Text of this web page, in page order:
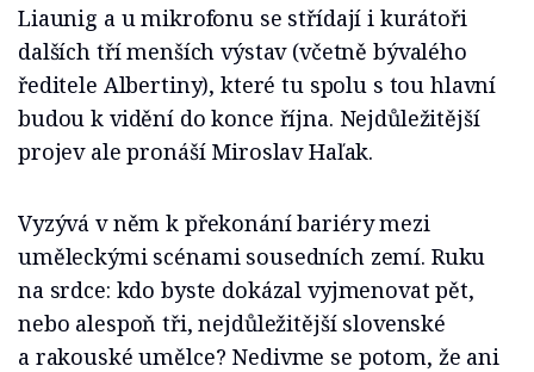
Liaunig a u mikrofonu se střídají i kurátoři
dalších tří menších výstav (včetně bývalého
ředitele Albertiny), které tu spolu s tou hlavní
budou k vidění do konce října. Nejdůležitější
projev ale pronáší Miroslav Haľak.
Vyzývá v něm k překonání bariéry mezi
uměleckými scénami sousedních zemí. Ruku
na srdce: kdo byste dokázal vyjmenovat pět,
nebo alespoň tři, nejdůležitější slovenské
a rakouské umělce? Nedivme se potom, že ani